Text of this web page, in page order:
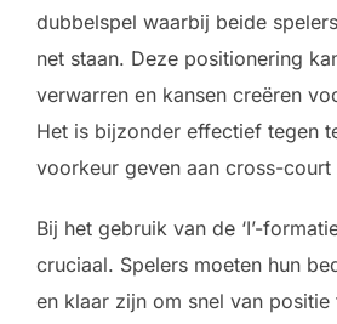
dubbelspel waarbij beide
net staan. Deze positionering
verwarren en kansen creëren
Het is bijzonder effectief tegen
voorkeur geven aan cross-court
Bij het gebruik van de ‘I’-
cruciaal. Spelers moeten hun
en klaar zijn om snel van positie